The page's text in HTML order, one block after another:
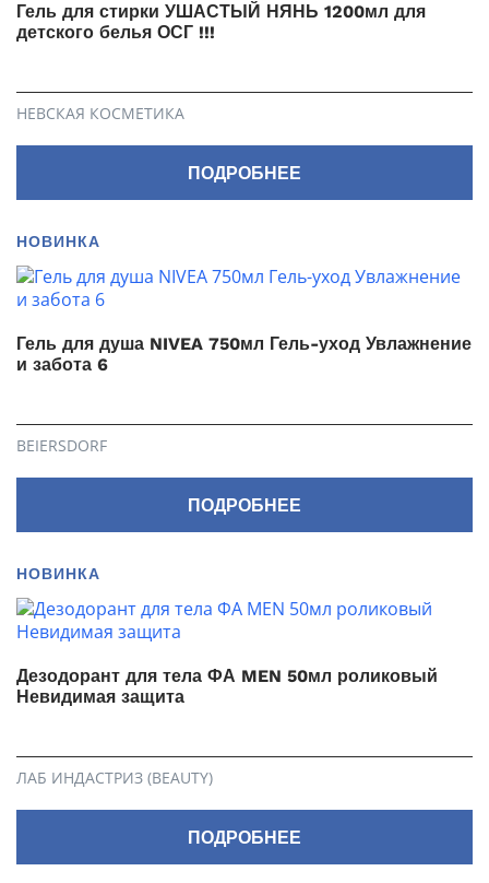
Гель для стирки УШАСТЫЙ НЯНЬ 1200мл для
детского белья ОСГ !!!
НЕВСКАЯ КОСМЕТИКА
ПОДРОБНЕЕ
НОВИНКА
Гель для душа NIVEA 750мл Гель-уход Увлажнение
и забота 6
BEIERSDORF
ПОДРОБНЕЕ
НОВИНКА
Дезодорант для тела ФА MEN 50мл роликовый
Невидимая защита
ЛАБ ИНДАСТРИЗ (BEAUTY)
ПОДРОБНЕЕ